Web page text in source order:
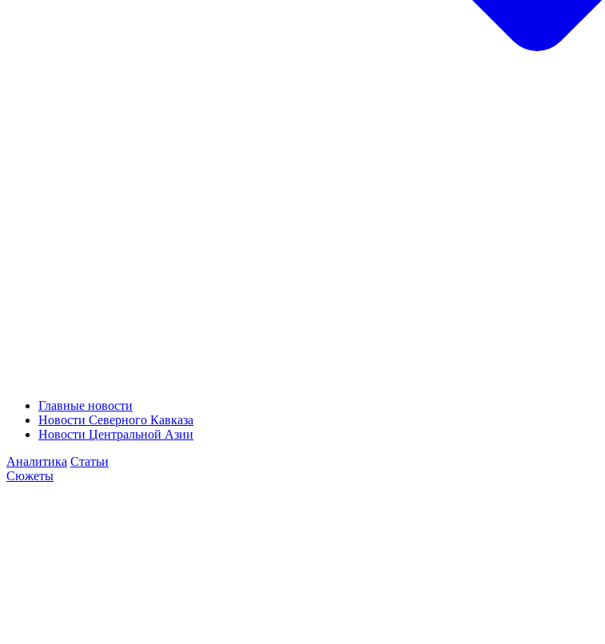
Главные новости
Новости Северного Кавказа
Новости Центральной Азии
Аналитика Статьи
Сюжеты